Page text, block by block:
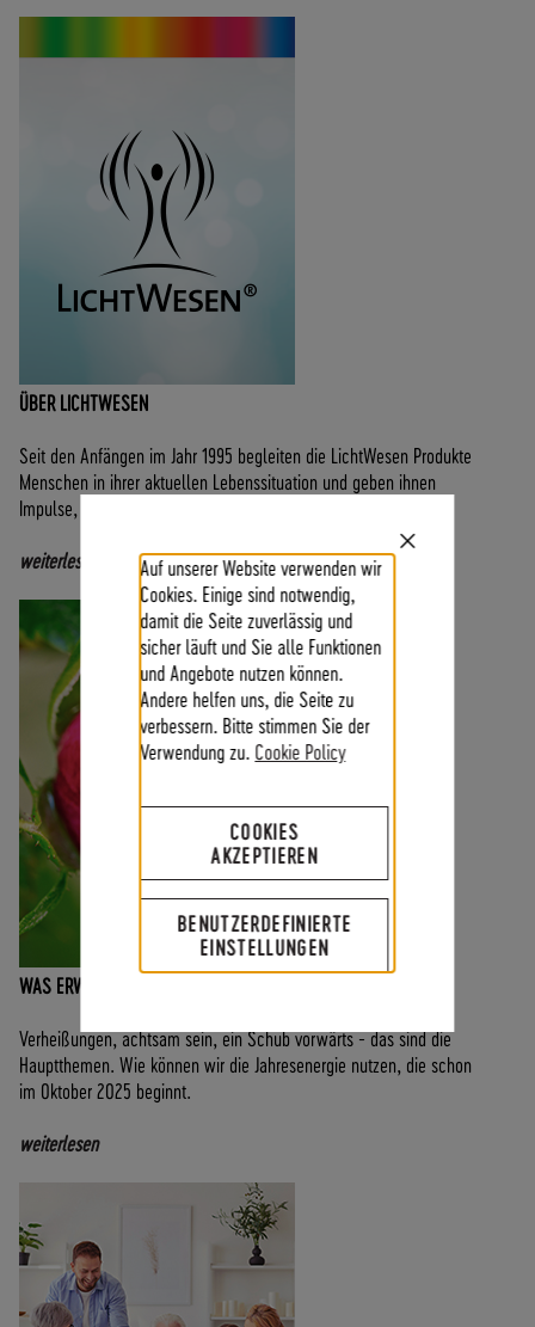
Close
Auf unserer Website verwenden wir
Cookies. Einige sind notwendig,
damit die Seite zuverlässig und
sicher läuft und Sie alle Funktionen
und Angebote nutzen können.
Andere helfen uns, die Seite zu
verbessern. Bitte stimmen Sie der
Verwendung zu. Cookie Policy
COOKIES
AKZEPTIEREN
BENUTZERDEFINIERTE
EINSTELLUNGEN
ÜBER LICHTWESEN
Seit den Anfängen im Jahr 1995 begleiten die LichtWesen Produkte
Menschen in ihrer aktuellen Lebenssituation und geben ihnen
Impulse, die sie voranbringen.
weiterlesen
WAS ERWARTET UNS 2026?
Verheißungen, achtsam sein, ein Schub vorwärts - das sind die
Hauptthemen. Wie können wir die Jahresenergie nutzen, die schon
im Oktober 2025 beginnt.
weiterlesen